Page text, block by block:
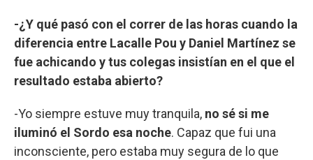
-¿Y qué pasó con el correr de las horas cuando la
diferencia entre Lacalle Pou y Daniel Martínez se
fue achicando y tus colegas insistían en el que el
resultado estaba abierto?
-Yo siempre estuve muy tranquila, no sé si me
iluminó el Sordo esa noche. Capaz que fui una
inconsciente, pero estaba muy segura de lo que